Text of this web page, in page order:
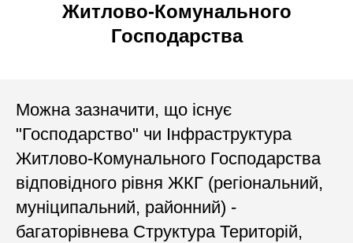
Житлово-Комунального
Господарства
Можна зазначити, що існує
"Господарство" чи Інфраструктура
Житлово-Комунального Господарства
відповідного рівня ЖКГ (регіональний,
муніципальний, районний) -
багаторівнева Структура Територій,